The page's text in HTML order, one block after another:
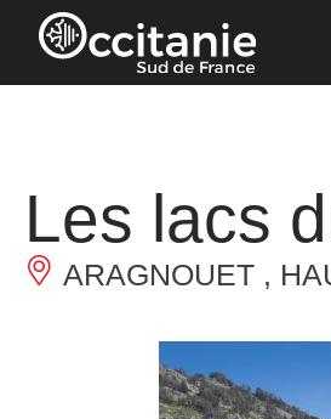
Panneau de gestion des cookies
Les lacs
ARAGNOUET ,